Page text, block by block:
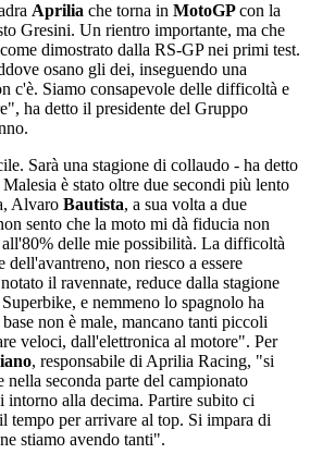
Aprilia che torna in MotoGPcon la
Gresini. Un rientro importante, ma che
dimostrato dalla RS-GP nei primi test.
osano gli dei, inseguendo una
c'è. Siamo consapevole delle difficoltà e
ha detto il presidente del Gruppo
Sarà una stagione di collaudo - ha detto
è stato oltre due secondi più lento
Alvaro Bautista, a sua volta a due
sento che la moto mi dà fiducia non
all'80% delle mie possibilità. La difficoltà
dell'avantreno, non riesco a essere
il ravennate, reduce dalla stagione
e nemmeno lo spagnolo ha
non è male, mancano tanti piccoli
veloci, dall'elettronica al motore". Per
, responsabile di Aprilia Racing, "si
nella seconda parte del campionato
intorno alla decima. Partire subito ci
tempo per arrivare al top. Si impara di
stiamo avendo tanti".